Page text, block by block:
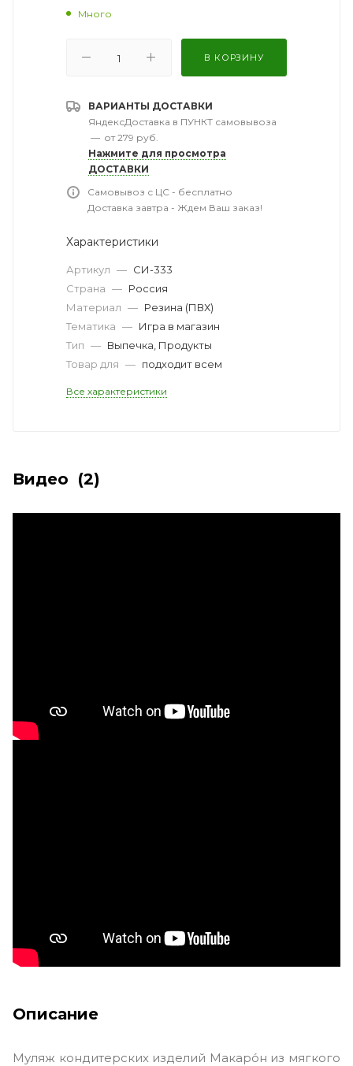
Много
В КОРЗИНУ
ВАРИАНТЫ ДОСТАВКИ
ЯндексДоставка в ПУНКТ самовывоза
— от 279 руб.
Нажмите для просмотра
ДОСТАВКИ
Самовывоз с ЦС - бесплатно
Доставка завтра - Ждем Ваш заказ!
Характеристики
Артикул — СИ-333
Страна — Россия
Материал — Резина (ПВХ)
Тематика — Игра в магазин
Тип — Выпечка, Продукты
Товар для — подходит всем
Все характеристики
Видео (2)
Описание
Муляж кондитерских изделий Макаро́н из мягкого